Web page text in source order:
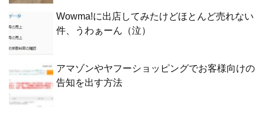
Wowma!に出店してみたけどほとんど売れない
件、うわぁーん（泣）
アマゾンやヤフーショッピングでお客様向けの
告知を出す方法